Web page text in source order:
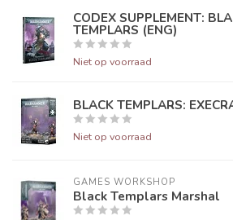
CODEX SUPPLEMENT:
TEMPLARS (ENG)
Niet op voorraad
BLACK TEMPLARS:
Niet op voorraad
GAMES WORKSHOP
Black Templars Marshal